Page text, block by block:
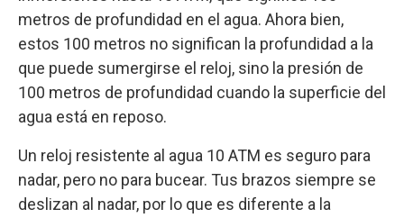
metros de profundidad en el agua. Ahora bien,
estos 100 metros no significan la profundidad a la
que puede sumergirse el reloj, sino la presión de
100 metros de profundidad cuando la superficie del
agua está en reposo.
Un reloj resistente al agua 10 ATM es seguro para
nadar, pero no para bucear. Tus brazos siempre se
deslizan al nadar, por lo que es diferente a la